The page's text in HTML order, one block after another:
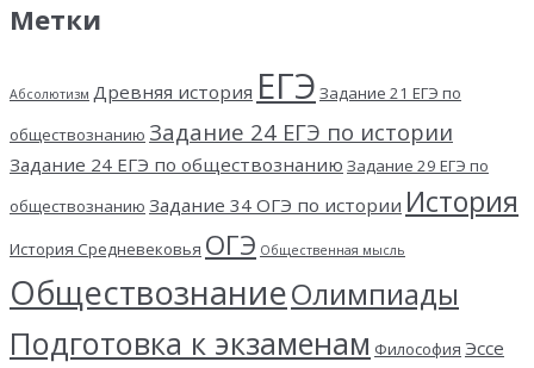
Метки
Абсолютизм Древняя история ЕГЭ Задание 21 ЕГЭ по
обществознанию Задание 24 ЕГЭ по истории
Задание 24 ЕГЭ по обществознанию Задание 29 ЕГЭ по
обществознанию Задание 34 ОГЭ по истории История
История Средневековья ОГЭ Общественная мысль
ОбществознаниеОлимпиады
Подготовка к экзаменам Философия Эссе